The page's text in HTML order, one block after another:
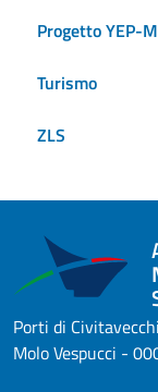
Progetto YEP-
Turismo
ZLS
Porti di
Molo Vespucci -